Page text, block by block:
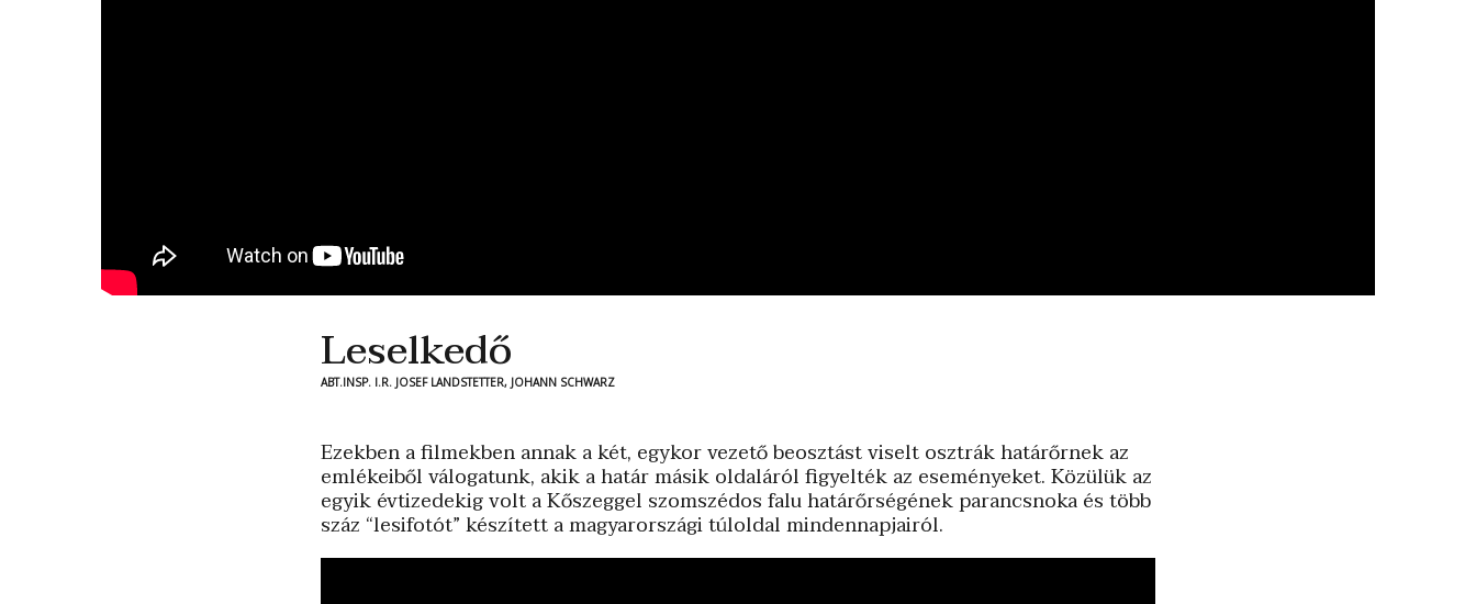
Leselkedő
ABT.INSP. I.R. JOSEF LANDSTETTER, JOHANN SCHWARZ
Ezekben a filmekben annak a két, egykor vezető beosztást viselt osztrák határőrnek az
emlékeiből válogatunk, akik a határ másik oldaláról figyelték az eseményeket. Közülük az
egyik évtizedekig volt a Kőszeggel szomszédos falu határőrségének parancsnoka és több
száz “lesifotót” készített a magyarországi túloldal mindennapjairól.